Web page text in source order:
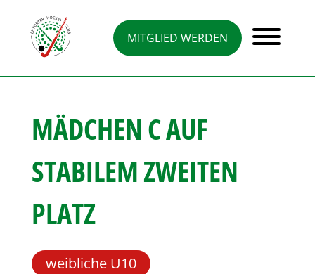
MITGLIED WERDEN
MÄDCHEN C AUF
STABILEM ZWEITEN
PLATZ
weibliche U10